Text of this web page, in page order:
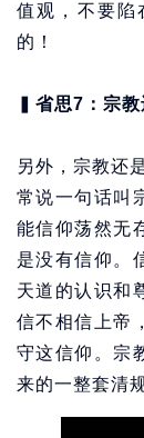
值观，不要陷
的！
省思7：宗
另外，宗教还
常说一句话叫
能信仰荡然无
是没有信仰。
天道的认识和
信不相信上帝
守这信仰。宗
来的一整套清